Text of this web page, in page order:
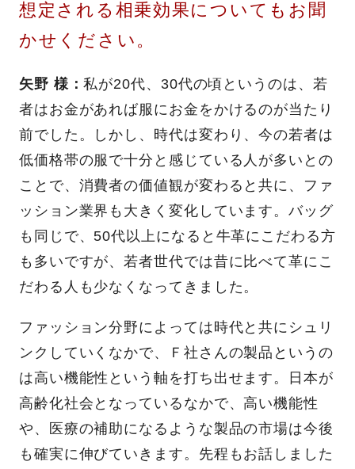
想定される相乗効果についてもお聞
かせください。
矢野 様：私が20代、30代の頃というのは、若
者はお金があれば服にお金をかけるのが当たり
前でした。しかし、時代は変わり、今の若者は
低価格帯の服で十分と感じている人が多いとの
ことで、消費者の価値観が変わると共に、ファ
ッション業界も大きく変化しています。バッグ
も同じで、50代以上になると牛革にこだわる方
も多いですが、若者世代では昔に比べて革にこ
だわる人も少なくなってきました。
ファッション分野によっては時代と共にシュリ
ンクしていくなかで、Ｆ社さんの製品というの
は高い機能性という軸を打ち出せます。日本が
高齢化社会となっているなかで、高い機能性
や、医療の補助になるような製品の市場は今後
も確実に伸びていきます。先程もお話しました